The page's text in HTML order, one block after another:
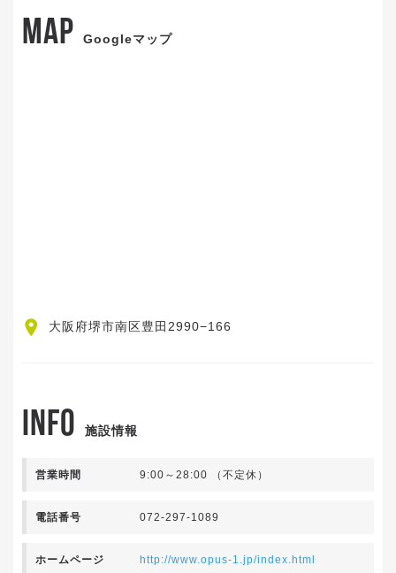
MAP Googleマップ
大阪府堺市南区豊田2990−166
INFO 施設情報
営業時間 9:00～28:00 （不定休）
電話番号 072-297-1089
ホームページ http://www.opus-1.jp/index.html